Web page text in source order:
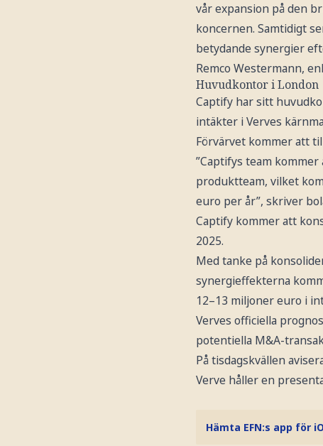
vår expansion på den
koncernen. Samtidigt
betydande synergier
Remco Westermann,
Huvudkontor i London
Captify har sitt
intäkter i Verves
Förvärvet kommer att
”Captifys team
produktteam, vilket
euro per år”, skriver
Captify kommer att
2025.
Med tanke på
synergieffekterna
12–13 miljoner euro i
Verves officiella
potentiella M&A-
På tisdagskvällen
Verve håller en
Hämta EFN:s app för